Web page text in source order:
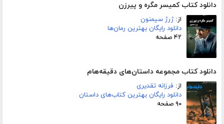
دانلود کتاب کمیسر مگره و پیرزن
از:ژرژ سیمنون
دانلود رایگان بهترین رمان‌ها
۴۲ صفحه
دانلود کتاب مجموعه داستان‌های دقیقه‌هام
از: فرزانه تقدیری
دانلود رایگان بهترین کتاب‌های داستان
۹۰ صفحه